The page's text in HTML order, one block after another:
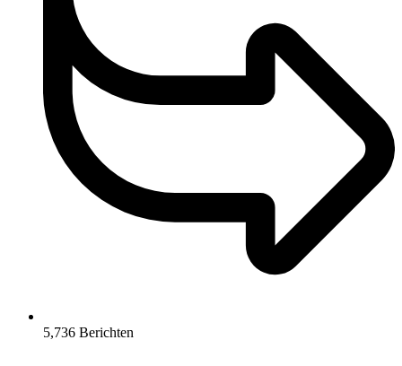
5,736 Berichten